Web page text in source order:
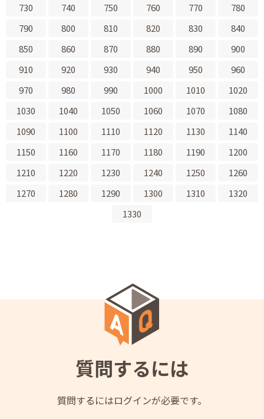
730
740 750 760 770
780
790
800 810 820 830
840
850
860 870 880 890
900
910
920 930 940 950
960
970
980 990 1000 1010
1020
1030
1040 1050 1060 1070
1080
1090
1100 1110 1120 1130
1140
1150
1160 1170 1180 1190
1200
1210
1220 1230 1240 1250
1260
1270
1280 1290 1300 1310
1320
1330
質問するには
質問するにはログインが必要です。